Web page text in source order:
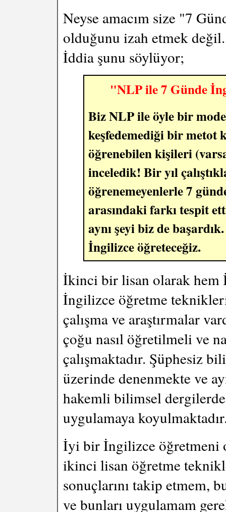
Neyse amacım size "7
olduğunu izah etmek
İddia şunu söylüyor;
"NLP ile 7 Günde
Biz NLP ile öyle bir
keşfedemediği bir metot
öğrenebilen kişileri
inceledik! Bir yıl
öğrenemeyenlerle 7
arasındaki farkı tespit
aynı şeyi biz de
İngilizce öğreteceğiz.
İkinci bir lisan olarak hem
İngilizce öğretme
çalışma ve araştırmalar
çoğu nasıl öğretilmeli ve
çalışmaktadır. Şüphesiz
üzerinde denenmekte ve
hakemli bilimsel
uygulamaya
İyi bir İngilizce öğretmeni
ikinci lisan öğretme
sonuçlarını takip etmem,
ve bunları uygulamam